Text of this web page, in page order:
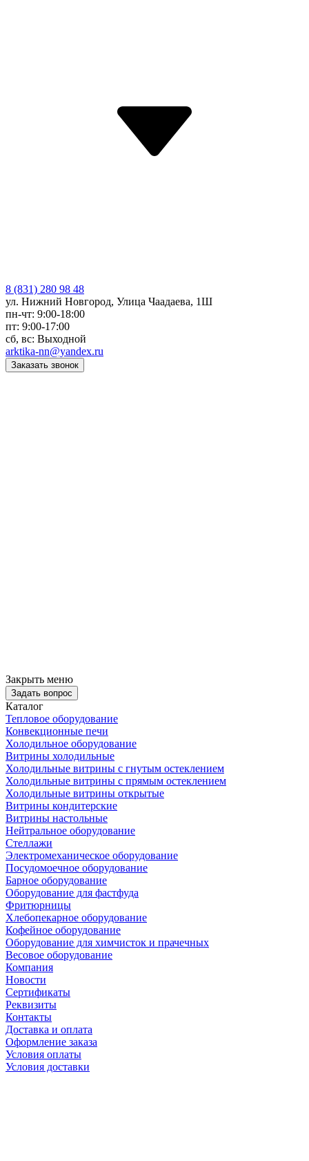
8 (831) 280 98 48
ул. Нижний Новгород, Улица Чаадаева, 1Ш
пн-чт: 9:00-18:00
пт: 9:00-17:00
сб, вс: Выходной
arktika-nn@yandex.ru
Заказать звонок
Закрыть меню
Задать вопрос
Каталог
Тепловое оборудование
Конвекционные печи
Холодильное оборудование
Витрины холодильные
Холодильные витрины с гнутым остеклением
Холодильные витрины с прямым остеклением
Холодильные витрины открытые
Витрины кондитерские
Витрины настольные
Нейтральное оборудование
Стеллажи
Электромеханическое оборудование
Посудомоечное оборудование
Барное оборудование
Оборудование для фастфуда
Фритюрницы
Хлебопекарное оборудование
Кофейное оборудование
Оборудование для химчисток и прачечных
Весовое оборудование
Компания
Новости
Сертификаты
Реквизиты
Контакты
Доставка и оплата
Оформление заказа
Условия оплаты
Условия доставки